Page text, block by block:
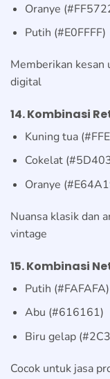
Oranye
Putih (#E0FFFF)
Memberikan kesan
digital
14. Kombinasi
Kuning tua
Cokelat
Oranye
Nuansa klasik dan
vintage
15. Kombinasi
Putih (#FAFAFA)
Abu (#616161)
Biru gelap
Cocok untuk jasa